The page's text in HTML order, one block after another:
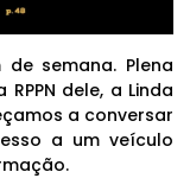
de semana. Plena
dele, a Linda
a conversar
a um veículo